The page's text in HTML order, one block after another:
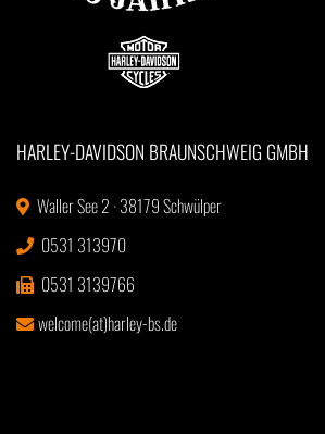
HARLEY-DAVIDSON BRAUNSCHWEIG GMBH
Waller See 2 · 38179 Schwülper
0531 313970
0531 3139766
welcome(at)harley-bs.de